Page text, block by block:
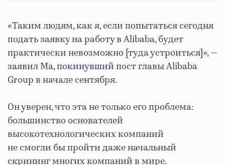
«Таким людям, как я, если попытаться сегодня
подать заявку на работу в Alibaba, будет
практически невозможно [туда устроиться]», —
заявил Ма,покинувшийпост главы Alibaba
Group в начале сентября.
Он уверен, что эта не только его проблема:
большинство основателей
высокотехнологических компаний
не смогли бы пройти даже начальный
скрининг многих компаний в мире.